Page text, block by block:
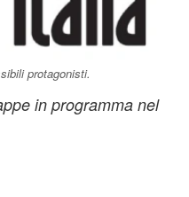
protagonisti.
in programma nel